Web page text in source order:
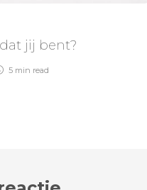
jij bent?
5 min read